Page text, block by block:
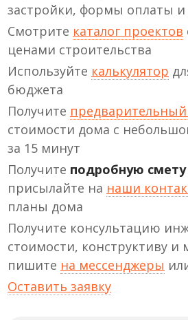
застройки, формы оплаты и
Смотрите каталог проектов
ценами строительства
Используйте калькулятор
бюджета
Получите предварительный
стоимости дома с
за 15 минут
Получите подробную смету
присылайте на наши
планы дома
Получите консультацию
стоимости, конструктиву и
пишите на мессенджеры
Оставить заявку